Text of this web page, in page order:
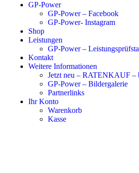
GP-Power
GP-Power – Facebook
GP-Power- Instagram
Shop
Leistungen
GP-Power –
Kontakt
Weitere Informationen
Jetzt neu – RATENKAUF –
GP-Power – Bildergalerie
Partnerlinks
Ihr Konto
Warenkorb
Kasse